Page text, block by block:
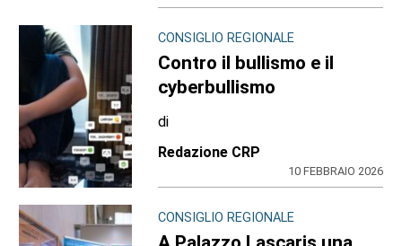
CONSIGLIO REGIONALE
Contro il bullismo e il
cyberbullismo
di
Redazione CRP
10 FEBBRAIO 2026
CONSIGLIO REGIONALE